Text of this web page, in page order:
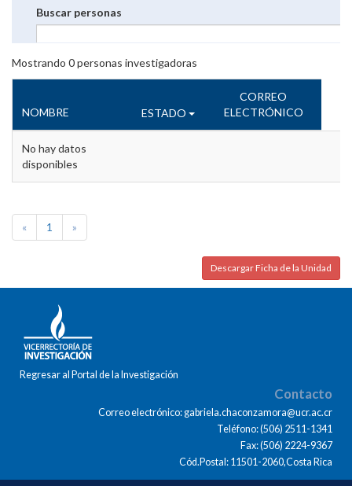
Buscar personas
Mostrando 0personas investigadoras
NOMBRE ESTADO
CORREO
ELECTRÓNICO
No hay datos
disponibles
« 1 »
Descargar Ficha de la Unidad
Regresar al Portal de la Investigación
Contacto
Correo electrónico: gabriela.chaconzamora@ucr.ac.cr
Teléfono: (506) 2511-1341
Fax: (506) 2224-9367
Cód.Postal: 11501-2060,Costa Rica